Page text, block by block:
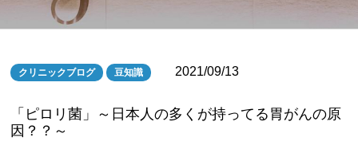
クリニックブログ 豆知識 2021/09/13
「ピロリ菌」～日本人の多くが持ってる胃がんの原
因？？～